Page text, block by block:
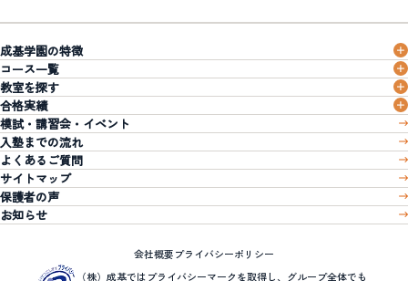
成基学園の特徴
コース一覧
教室を探す
合格実績
模試・講習会・イベント
入塾までの流れ
よくあるご質問
サイトマップ
保護者の声
お知らせ
会社概要プライバシーポリシー
（株）成基ではプライバシーマークを取得し、グループ全体でも